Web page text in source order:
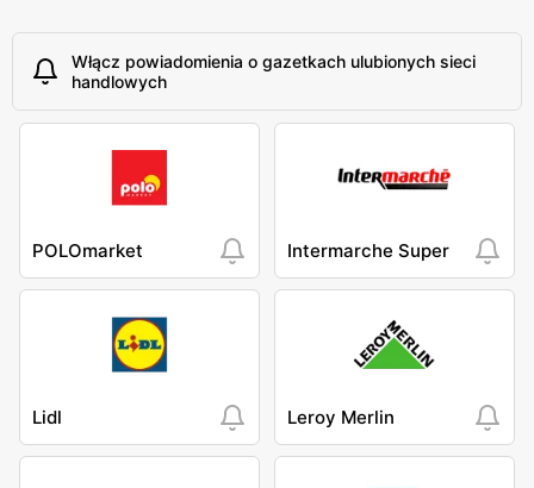
Włącz powiadomienia o gazetkach ulubionych sieci
handlowych
POLOmarket Intermarche Super
Lidl Leroy Merlin